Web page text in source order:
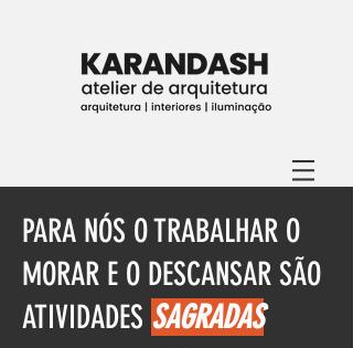
PARA NÓS O TRABALHAR O
MORAR E O DESCANSAR SÃO
ATIVIDADES SAGRADAS